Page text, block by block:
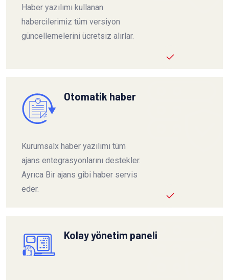
Haber yazılımı kullanan
habercilerimiz tüm versiyon
güncellemelerini ücretsiz alırlar.
Otomatik haber
Kurumsalx haber yazılımı tüm
ajans entegrasyonlarını destekler.
Ayrıca Bir ajans gibi haber servis
eder.
Kolay yönetim paneli